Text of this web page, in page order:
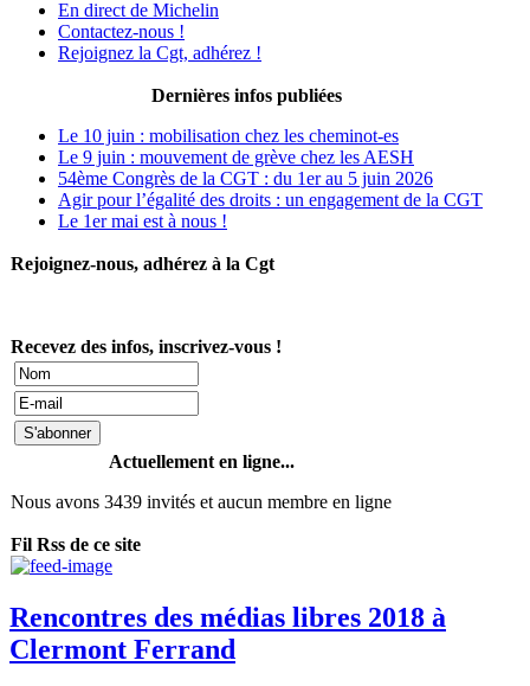
En direct de Michelin
Contactez-nous !
Rejoignez la Cgt, adhérez !
Dernières infos publiées
Le 10 juin : mobilisation chez les cheminot-es
Le 9 juin : mouvement de grève chez les AESH
54ème Congrès de la CGT : du 1er au 5 juin 2026
Agir pour l’égalité des droits : un engagement de la CGT
Le 1er mai est à nous !
Rejoignez-nous, adhérez à la Cgt
Recevez des infos, inscrivez-vous !
Actuellement en ligne...
Nous avons 3439 invités et aucun membre en ligne
Fil Rss de ce site
Rencontres des médias libres 2018 à
Clermont Ferrand